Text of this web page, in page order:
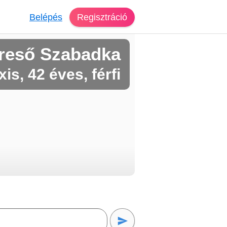
Belépés Regisztráció
Szabadka
42 éves, férfi